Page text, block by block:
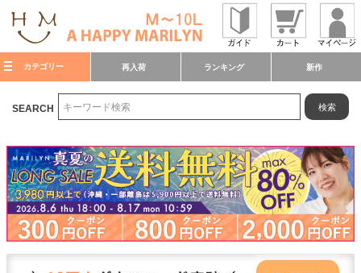
カテゴリー 再入荷 ランキング 新作
SEARCH 検索